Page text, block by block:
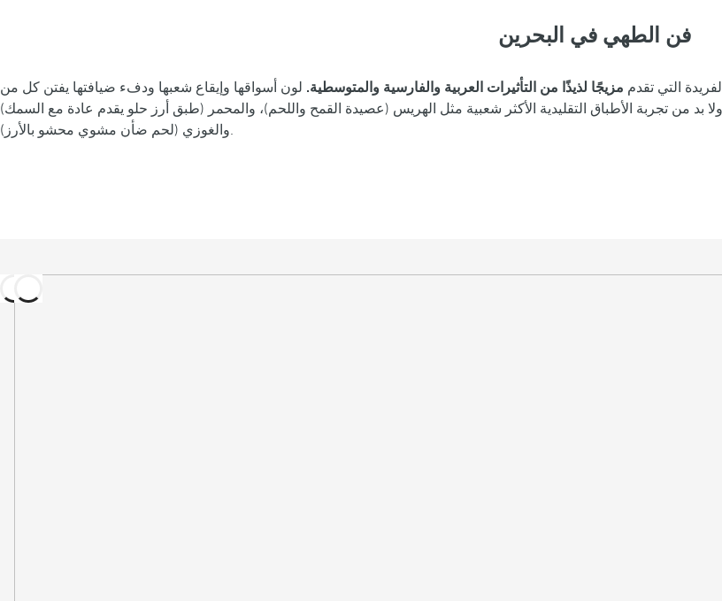
فن الطهي في البحرين
التي تقدم مزيجًا لذيذًا من التأثيرات العربية والفارسية والمتوسطية. لون أسواقها وإيقاع شعبها ودفء ضيافتها يفتن كل من
بد من تجربة الأطباق التقليدية الأكثر شعبية مثل الهريس (عصيدة القمح واللحم)، والمحمر (طبق أرز حلو يقدم عادة مع السمك)
والغوزي (لحم ضأن مشوي محشو بالأرز).